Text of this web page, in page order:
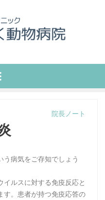
院長ノート
う病気をご存知でしょう
イルスに対する免疫反応と
す。患者が持つ免疫応答の